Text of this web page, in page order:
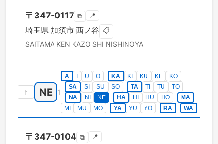
〒 347-0117 ⧉ 📍
埼玉県 加須市 西ノ谷 📋
SAITAMA KEN KAZO SHI NISHINOYA
↑ NE 1
A U O KA KI KU KE
KO
SA
SI SU SO TA TI TU
TO
NA
NI NE HA HI HU HO
MA
MI
MU MO YA YU YO RA WA
〒 347-0104 ⧉ 📍